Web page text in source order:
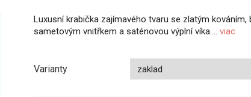
Luxusní krabička zajímavého tvaru se zlatým kováním,
sametovým vnitřkem a saténovou výplní víka.... viac
Varianty